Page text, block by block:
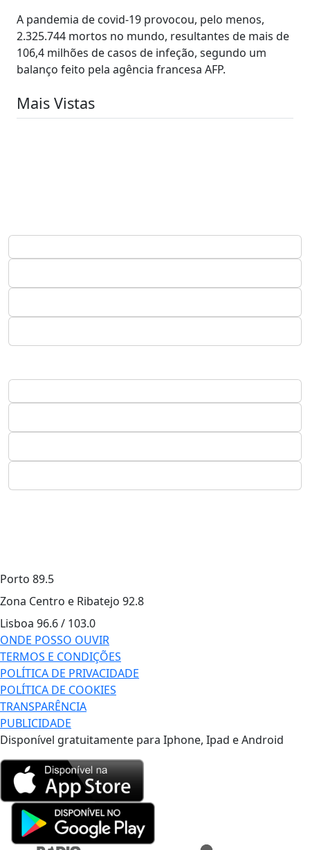
A pandemia de covid-19 provocou, pelo menos,
2.325.744 mortos no mundo, resultantes de mais de
106,4 milhões de casos de infeção, segundo um
balanço feito pela agência francesa AFP.
Mais Vistas
Porto 89.5
Zona Centro e Ribatejo 92.8
Lisboa 96.6 / 103.0
ONDE POSSO OUVIR
TERMOS E CONDIÇÕES
POLÍTICA DE PRIVACIDADE
POLÍTICA DE COOKIES
TRANSPARÊNCIA
PUBLICIDADE
Disponível gratuitamente para Iphone, Ipad e Android